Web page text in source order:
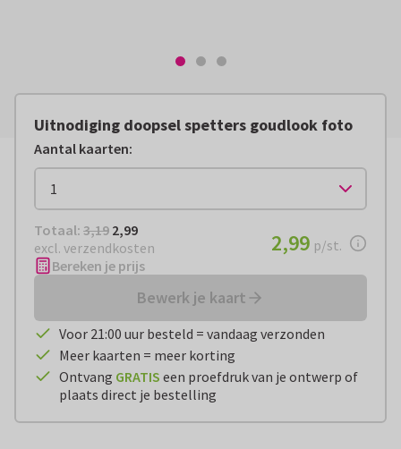
Uitnodiging doopsel spetters goudlook foto
Aantal kaarten:
Totaal: € 2,99
Totaal: 3,19 2,99
excl. verzendkosten
€ 2,99per stuk
2,99 p/st.
Bereken je prijs
Bewerk je kaart
Voor 21:00 uur besteld = vandaag verzonden
Meer kaarten = meer korting
Ontvang GRATIS een proefdruk van je ontwerp of
plaats direct je bestelling